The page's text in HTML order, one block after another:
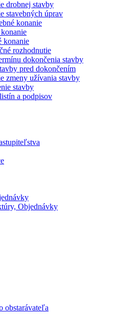
drobnej stavby
stavebných úprav
konanie
konanie
rozhodnutie
dokončenia stavby
pred dokončením
zmeny užívania stavby
stavby
a podpisov
Objednávky
obstarávateľa